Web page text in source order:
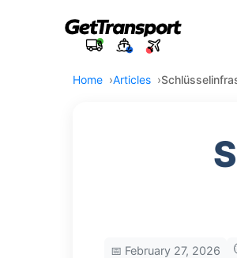
Home Articles
📅 February 27, 2026